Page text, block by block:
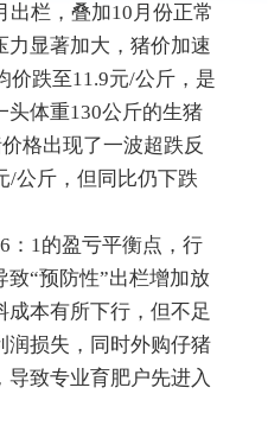
出栏，叠加10月份正常
力显著加大，猪价加速
价跌至11.9元/公斤，是
头体重130公斤的生猪
格出现了一波超跌反
/公斤，但同比仍下跌
：1的盈亏平衡点，行
“预防性”出栏增加放
成本有所下行，但不足
润损失，同时外购仔猪
致专业育肥户先进入